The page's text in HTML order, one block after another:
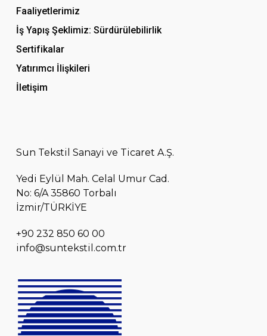
Faaliyetlerimiz
İş Yapış Şeklimiz: Sürdürülebilirlik
Sertifikalar
Yatırımcı İlişkileri
İletişim
Sun Tekstil Sanayi ve Ticaret A.Ş.
Yedi Eylül Mah. Celal Umur Cad.
No: 6/A 35860 Torbalı
İzmir/TÜRKİYE
+90 232 850 60 00
info@suntekstil.com.tr